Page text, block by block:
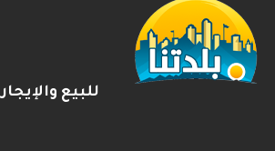
للبيع والإيجار
الإعلانات